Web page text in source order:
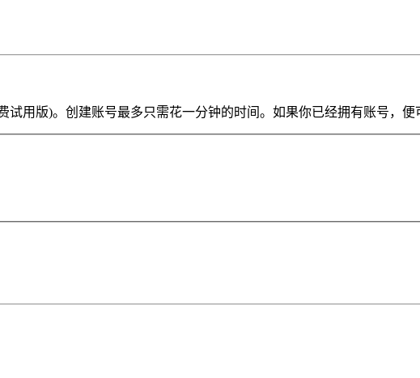
用版)。创建账号最多只需花一分钟的时间。如果你已经拥有账号，便